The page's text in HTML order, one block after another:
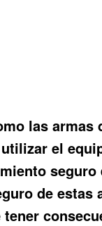
las armas
el
de estas